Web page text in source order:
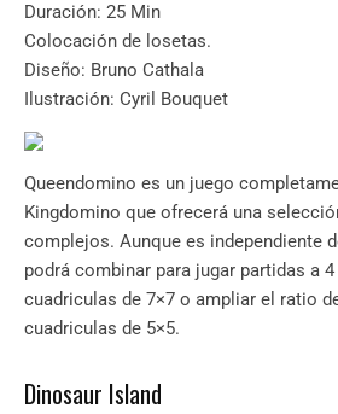
Duración: 25 Min
Colocación de losetas.
Diseño: Bruno Cathala
Ilustración: Cyril Bouquet
Queendomino es un juego
Kingdomino que ofrecerá una
complejos. Aunque es independiente
podrá combinar para jugar partidas a
cuadriculas de 7×7 o ampliar el ratio
cuadriculas de 5×5.
Dinosaur Island